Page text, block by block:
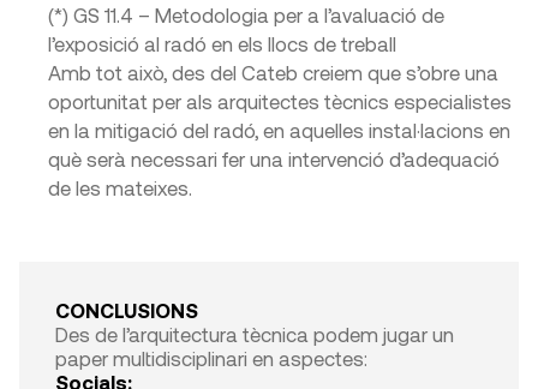
(*) GS 11.4 – Metodologia per a l’avaluació de
l’exposició al radó en els llocs de treball
Amb tot això, des del Cateb creiem que s’obre una
oportunitat per als arquitectes tècnics especialistes
en la mitigació del radó, en aquelles instal·lacions en
què serà necessari fer una intervenció d’adequació
de les mateixes.
CONCLUSIONS
Des de l’arquitectura tècnica podem jugar un
paper multidisciplinari en aspectes:
Socials: